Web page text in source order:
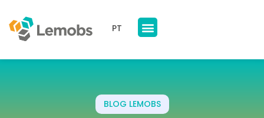
PT
BLOG LEMOBS